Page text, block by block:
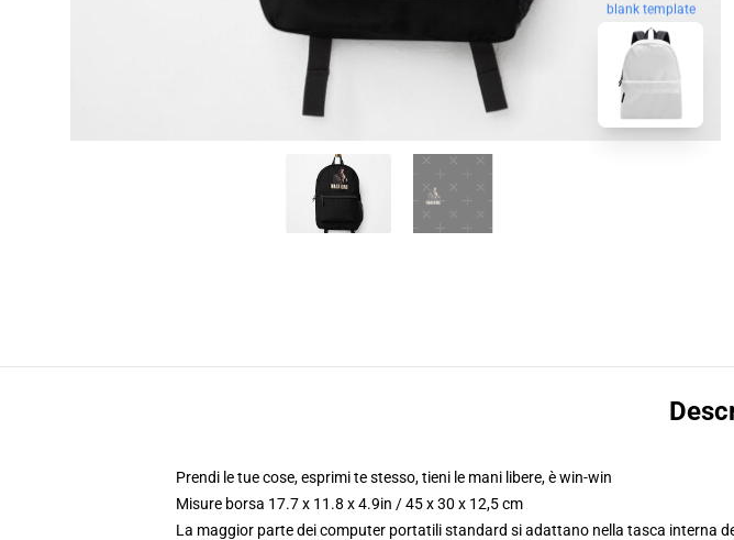
blank template
Prendi le tue cose, esprimi te stesso, tieni le mani libere, è win-win
Misure borsa 17.7 x 11.8 x 4.9in / 45 x 30 x 12,5 cm
La maggior parte dei computer portatili standard si adattano nella tasca interna